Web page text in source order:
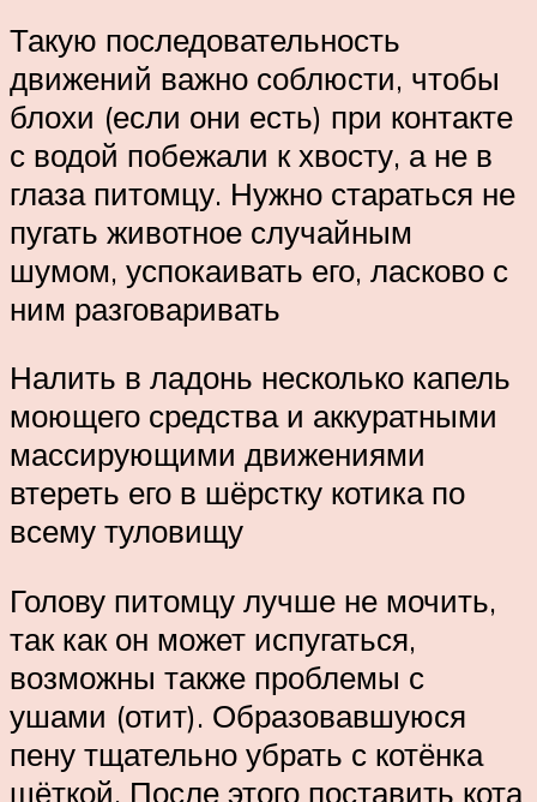
Такую последовательность
движений важно соблюсти, чтобы
блохи (если они есть) при контакте
с водой побежали к хвосту, а не в
глаза питомцу. Нужно стараться не
пугать животное случайным
шумом, успокаивать его, ласково с
ним разговаривать
Налить в ладонь несколько капель
моющего средства и аккуратными
массирующими движениями
втереть его в шёрстку котика по
всему туловищу
Голову питомцу лучше не мочить,
так как он может испугаться,
возможны также проблемы с
ушами (отит). Образовавшуюся
пену тщательно убрать с котёнка
щёткой. После этого поставить кота